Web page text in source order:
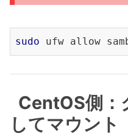
sudo
CentOS側：
してマウント